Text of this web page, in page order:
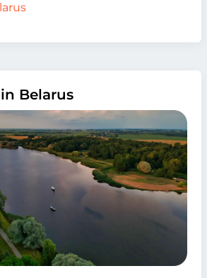
Belarus